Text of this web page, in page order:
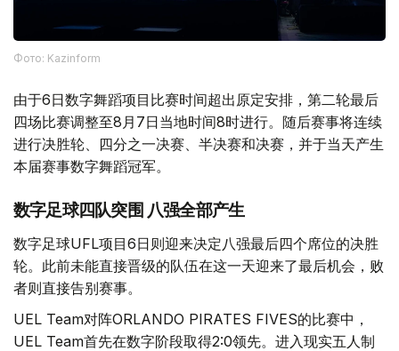
Фото: Kazinform
由于6日数字舞蹈项目比赛时间超出原定安排，第二轮最后
四场比赛调整至8月7日当地时间8时进行。随后赛事将连续
进行决胜轮、四分之一决赛、半决赛和决赛，并于当天产生
本届赛事数字舞蹈冠军。
数字足球四队突围 八强全部产生
数字足球UFL项目6日则迎来决定八强最后四个席位的决胜
轮。此前未能直接晋级的队伍在这一天迎来了最后机会，败
者则直接告别赛事。
UEL Team对阵ORLANDO PIRATES FIVES的比赛中，
UEL Team首先在数字阶段取得2:0领先。进入现实五人制